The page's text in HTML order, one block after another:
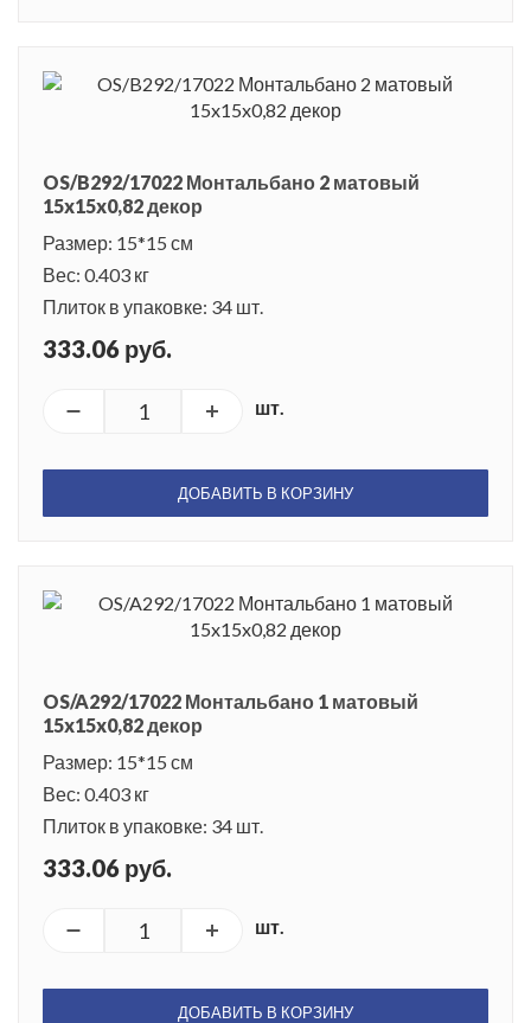
OS/B292/17022 Монтальбано 2 матовый
15x15x0,82 декор
Размер: 15*15 см
Вес: 0.403 кг
Плиток в упаковке: 34 шт.
333.06 руб.
шт.
ДОБАВИТЬ В КОРЗИНУ
OS/A292/17022 Монтальбано 1 матовый
15x15x0,82 декор
Размер: 15*15 см
Вес: 0.403 кг
Плиток в упаковке: 34 шт.
333.06 руб.
шт.
ДОБАВИТЬ В КОРЗИНУ